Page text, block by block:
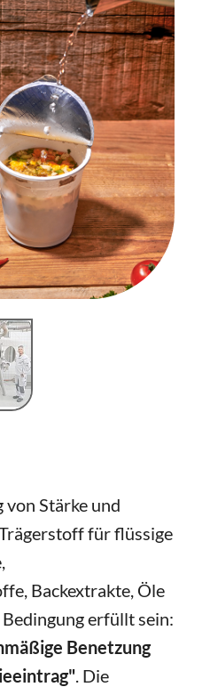
von Stärke und
für flüssige
Backextrakte, Öle
erfüllt sein:
Benetzung
. Die